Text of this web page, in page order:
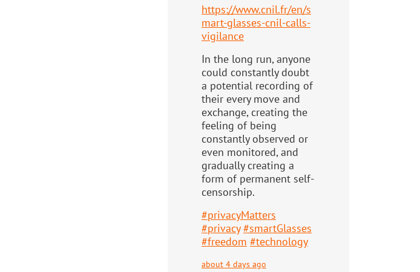
https://www.cnil.fr/en/s
mart-glasses-cnil-calls-
vigilance
In the long run, anyone
could constantly doubt
a potential recording of
their every move and
exchange, creating the
feeling of being
constantly observed or
even monitored, and
gradually creating a
form of permanent self-
censorship.
#privacyMatters
#privacy #smartGlasses
#freedom #technology
about 4 days ago